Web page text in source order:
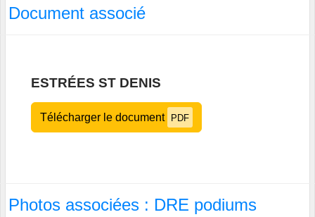
Document associé
ESTRÉES ST DENIS
Télécharger le document PDF
Photos associées : DRE podiums